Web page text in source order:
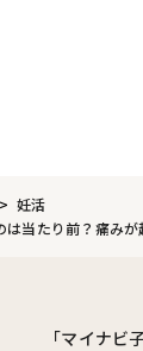
妊活
は当たり前？痛み
「マイナビ